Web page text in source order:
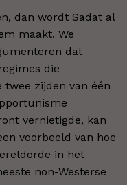
dan wordt Sadat al
maakt. We
dat
die
zijden van één
vernietigde, kan
voorbeeld van hoe
in het
non-Westerse